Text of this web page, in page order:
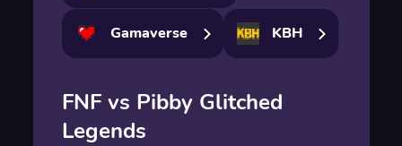
Gamaverse KBH
FNF vs Pibby Glitched
Legends